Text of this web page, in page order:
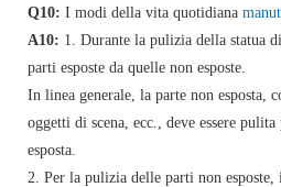
Q10: I modi della vita quotidiana
A10: 1. Durante la pulizia della statua
parti esposte da quelle non esposte.
In linea generale, la parte non esposta,
oggetti di scena, ecc., deve essere
esposta.
2. Per la pulizia delle parti non esposte,